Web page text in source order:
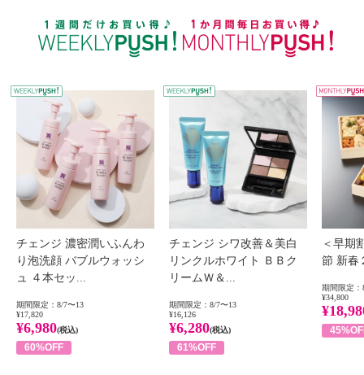
WEEKLY PUSH
チェンジ 濃密潤いふんわ
り泡洗顔 バブルウォッシ
ュ ４本セッ...
期間限定：8/7〜13
¥17,820
¥6,980(税込)
60%OFF
チェンジ シワ改善＆美白
リンクルホワイト ＢＢク
リームＷ＆...
期間限定：8/7〜13
¥16,126
¥6,280(税込)
61%OFF
＜早期
節 新春
期間限定：
¥34,800